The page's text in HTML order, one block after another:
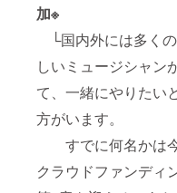
加※
└国内外には多く
しいミュージシャン
て、一緒にやりたい
方がいます。
すでに何名かは
クラウドファンディ